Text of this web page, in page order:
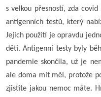
s velkou přesností, zda
antigenních testů, který
Jejich použití je opravdu
děti. Antigenní testy byly
pandemie skončila, už je
ale doma mít měl, protože
zjistíte jakou nemoc máte.